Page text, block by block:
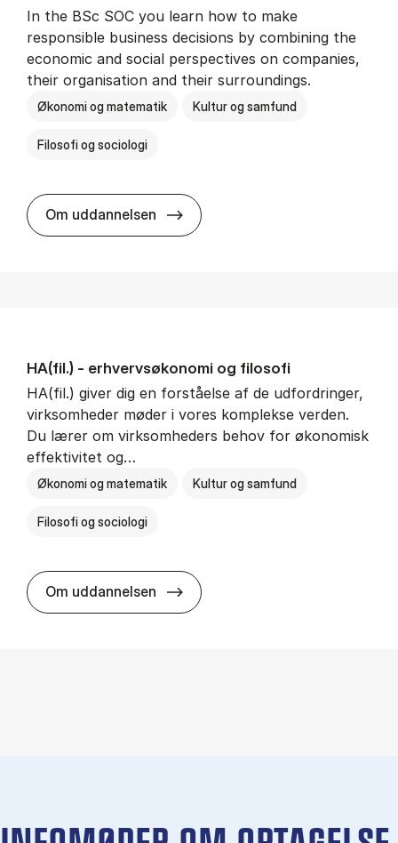
In the BSc SOC you learn how to make
responsible business decisions by combining the
economic and social perspectives on companies,
their organisation and their surroundings.
Økonomi og matematik Kultur og samfund
Filosofi og sociologi
Om uddannelsen BSc in Busi­ness Ad­min­is­tra­tion
HA(fil.) - erhvervs­økonomi og fi­lo­so­fi
HA(fil.) giver dig en forståelse af de udfordringer,
virksomheder møder i vores komplekse verden.
Du lærer om virksomheders behov for økonomisk
effektivitet og…
Økonomi og matematik Kultur og samfund
Filosofi og sociologi
Om uddannelsen HA(fil.) - erhvervs­økonomi og